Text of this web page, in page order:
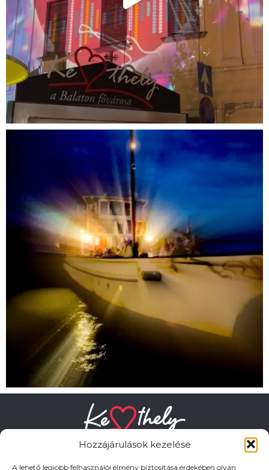
Hozzájárulások kezelése
A lehető legjobb felhasználói élmény biztosítása érdekében olyan